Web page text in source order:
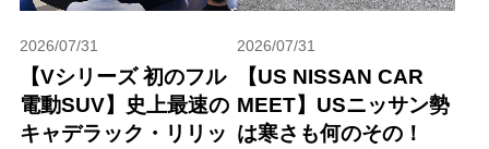
2026/07/31
【Vシリーズ 初のフル
電動SUV】史上最速の
キャデラック・リリッ
2026/07/31
【US NISSAN CAR
MEET】USニッサン勢
は寒さも何のその！